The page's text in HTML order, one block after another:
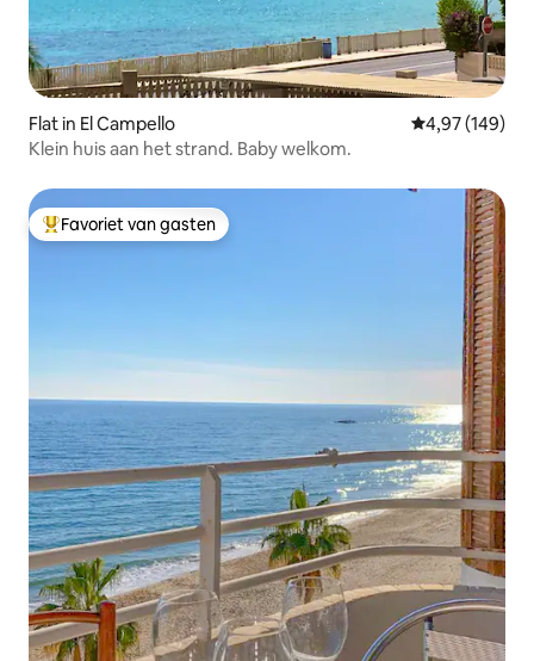
Flat in El Campello Gemiddelde
4,97 (149)
Klein huis aan het strand. Baby welkom.
Topfavoriet van gasten
Favoriet van gasten